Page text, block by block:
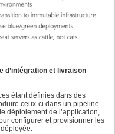
d’intégration et livraison
étant définies dans des
ceux-ci dans un pipeline
déploiement de l’application,
configurer et provisionner les